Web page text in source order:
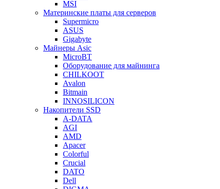
MSI
Материнские платы для серверов
Supermicro
ASUS
Gigabyte
Майнеры Asic
MicroBT
Оборудование для майнинга
CHILKOOT
Avalon
Bitmain
INNOSILICON
Накопители SSD
A-DATA
AGI
AMD
Apacer
Colorful
Crucial
DATO
Dell